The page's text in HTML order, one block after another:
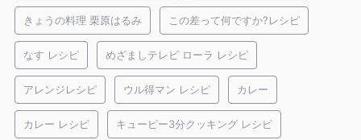
きょうの料理 栗原はるみ この差って何ですか?レシピ
なす レシピ めざましテレビ ローラ レシピ
アレンジレシピ ウル得マン レシピ カレー
カレー レシピ キューピー3分クッキング レシピ